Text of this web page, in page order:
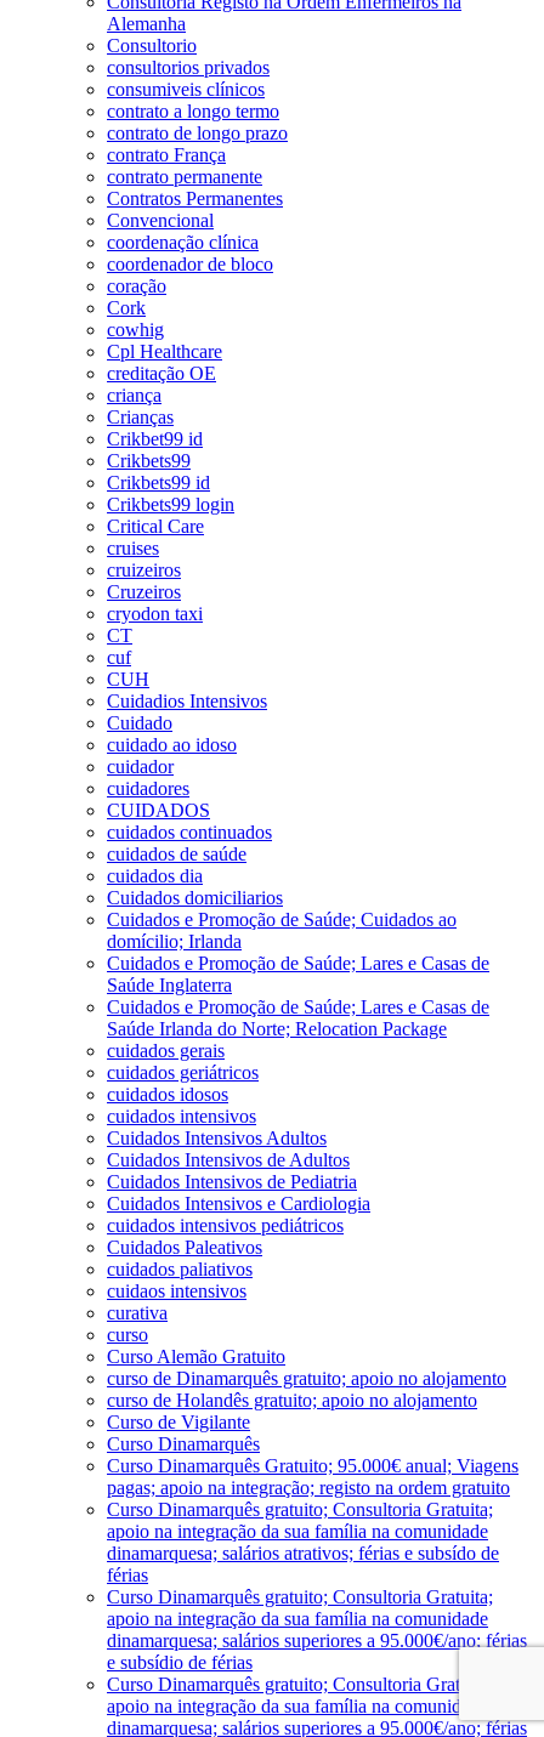
Alemanha
Consultorio
consultorios privados
consumiveis clínicos
contrato a longo termo
contrato de longo prazo
contrato França
contrato permanente
Contratos Permanentes
Convencional
coordenação clínica
coordenador de bloco
coração
Cork
cowhig
Cpl Healthcare
creditação OE
criança
Crianças
Crikbet99 id
Crikbets99
Crikbets99 id
Crikbets99 login
Critical Care
cruises
cruizeiros
Cruzeiros
cryodon taxi
CT
cuf
CUH
Cuidadios Intensivos
Cuidado
cuidado ao idoso
cuidador
cuidadores
CUIDADOS
cuidados continuados
cuidados de saúde
cuidados dia
Cuidados domiciliarios
Cuidados e Promoção de Saúde; Cuidados ao
domícilio; Irlanda
Cuidados e Promoção de Saúde; Lares e Casas de
Saúde Inglaterra
Cuidados e Promoção de Saúde; Lares e Casas de
Saúde Irlanda do Norte; Relocation Package
cuidados gerais
cuidados geriátricos
cuidados idosos
cuidados intensivos
Cuidados Intensivos Adultos
Cuidados Intensivos de Adultos
Cuidados Intensivos de Pediatria
Cuidados Intensivos e Cardiologia
cuidados intensivos pediátricos
Cuidados Paleativos
cuidados paliativos
cuidaos intensivos
curativa
curso
Curso Alemão Gratuito
curso de Dinamarquês gratuito; apoio no alojamento
curso de Holandês gratuito; apoio no alojamento
Curso de Vigilante
Curso Dinamarquês
Curso Dinamarquês Gratuito; 95.000€ anual; Viagens
pagas; apoio na integração; registo na ordem gratuito
Curso Dinamarquês gratuito; Consultoria Gratuita;
apoio na integração da sua família na comunidade
dinamarquesa; salários atrativos; férias e subsído de
férias
Curso Dinamarquês gratuito; Consultoria Gratuita;
apoio na integração da sua família na comunidade
dinamarquesa; salários superiores a 95.000€/ano; férias
e subsídio de férias
Curso Dinamarquês gratuito; Consultoria Gratuita;
apoio na integração da sua família na comunidade
dinamarquesa; salários superiores a 95.000€/ano; férias